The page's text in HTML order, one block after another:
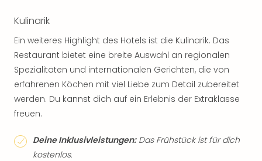
Kulinarik
Ein weiteres Highlight des Hotels ist die Kulinarik. Das
Restaurant bietet eine breite Auswahl an regionalen
Spezialitäten und internationalen Gerichten, die von
erfahrenen Köchen mit viel Liebe zum Detail zubereitet
werden. Du kannst dich auf ein Erlebnis der Extraklasse
freuen.
Deine Inklusivleistungen:Das Frühstück ist für dich
kostenlos.